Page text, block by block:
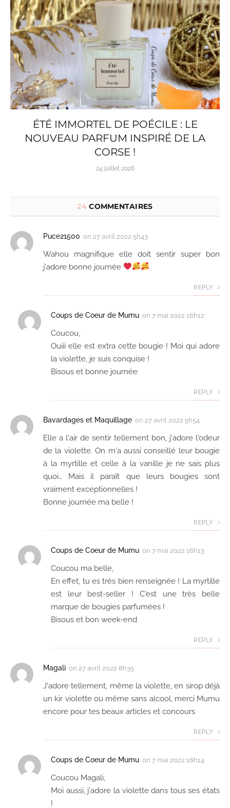
ÉTÉ IMMORTEL DE POÉCILE : LE
NOUVEAU PARFUM INSPIRÉ DE LA
CORSE !
24 juillet 2026
24COMMENTAIRES
Puce21500 on 27 avril 2022 5h43
Wahou magnifique elle doit sentir super bon
j'adore bonne journée
REPLY
Coups de Coeur de Mumu on 7 mai 2022 16h12
Coucou,
Ouiii elle est extra cette bougie ! Moi qui adore
la violette, je suis conquise !
Bisous et bonne journée
REPLY
Bavardages et Maquillage on 27 avril 2022 5h54
Elle a l'air de sentir tellement bon, j'adore l'odeur
de la violette. On m'a aussi conseillé leur bougie
à la myrtille et celle à la vanille je ne sais plus
quoi… Mais il paraît que leurs bougies sont
vraiment exceptionnelles !
Bonne journée ma belle !
REPLY
Coups de Coeur de Mumu on 7 mai 2022 16h13
Coucou ma belle,
En effet, tu es très bien renseignée ! La myrtille
est leur best-seller ! C'est une très belle
marque de bougies parfumées !
Bisous et bon week-end
REPLY
Magali on 27 avril 2022 8h35
J'adore tellement, même la violette, en sirop déjà
un kir violette ou même sans alcool, merci Mumu
encore pour tes beaux articles et concours
REPLY
Coups de Coeur de Mumu on 7 mai 2022 16h14
Coucou Magali,
Moi aussi, j'adore la violette dans tous ses états
!